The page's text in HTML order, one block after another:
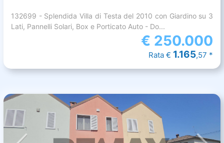
132699 - Splendida Villa di Testa del 2010 con Giardino su 3
Lati, Pannelli Solari, Box e Porticato Auto - Do...
€ 250.000
Rata € 1.165,57 *